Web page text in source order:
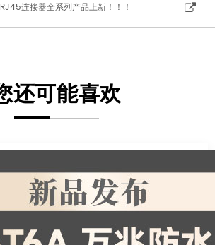
连接器全系列产品上新！！！
还可能喜欢